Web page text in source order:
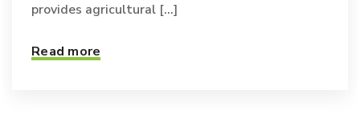
provides agricultural [...]
Read more